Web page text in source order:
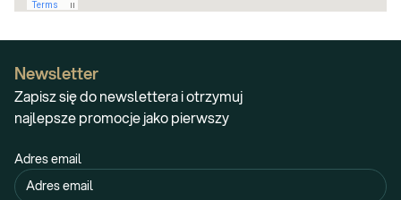
Newsletter
Zapisz się do newslettera i otrzymuj
najlepsze promocje jako pierwszy
Adres email